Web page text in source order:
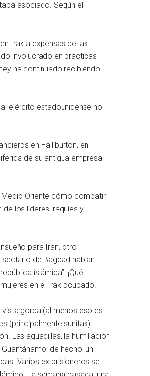
asociado. Según el
Irak a expensas de las
involucrado en prácticas
ha continuado recibiendo
ejército estadounidense no
en Halliburton, en
de su antigua empresa
Medio Oriente cómo combatir
de los líderes iraquíes y
para Irán, otro
de Bagdad habían
islámica”. ¡Qué
en el Irak ocupado!
vista gorda (al menos eso es
(principalmente sunitas)
Las aguadillas, la humillación
de hecho, un
Varios ex prisioneros se